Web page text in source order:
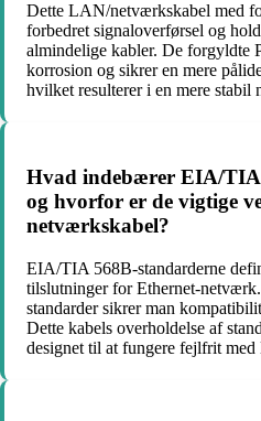
Dette LAN/netværkskabel med
forbedret signaloverførsel og
almindelige kabler. De forgyldte
korrosion og sikrer en mere
hvilket resulterer i en mere stabil
Hvad indebærer EIA/TIA
og hvorfor er de vigtige
netværkskabel?
EIA/TIA 568B-standarderne
tilslutninger for Ethernet-
standarder sikrer man
Dette kabels overholdelse af
designet til at fungere fejlfrit med